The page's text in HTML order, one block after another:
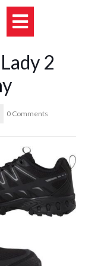
2
0 Comments